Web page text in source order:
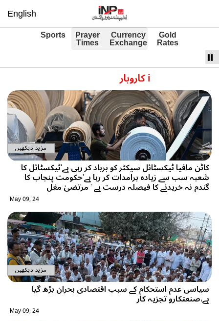
English
Gold
Rates
Currency
Exchange
Prayer
Times
Sports
iکاروبار
مزید دیکھیں
کاٹن مافیا ٹیکسٹائل سیکٹر کو برباد کر رہی ہے'ٹیکسٹائل کا
شعبہ سب سے زیادہ برامدات کر رہا ہے'حکومت پنجاب کا
گندم نہ خریدنے کا فیصلہ درست ہے ' مرتضیٰ مغل
May 09, 24
مزید دیکھیں
سیاسی عدم استحکام کے سبب اقتصادی بحران بڑھ گیا
ہے،صنعتکارو تجزیہ کار
May 09, 24